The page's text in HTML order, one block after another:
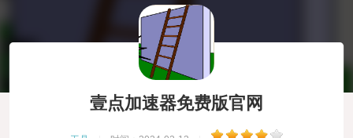
壹点加速器免费版官网